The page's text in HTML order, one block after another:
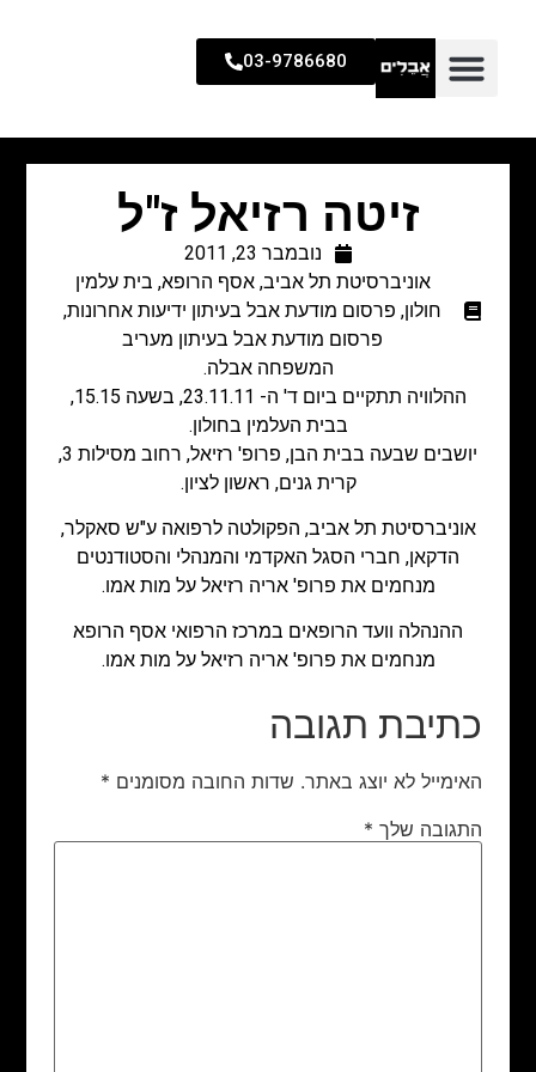
03-9786680
זיטה רזיאל ז"ל
נובמבר 23, 2011
אוניברסיטת תל אביב,אסף הרופא, בית עלמין
חולון, פרסום מודעת אבל בעיתון ידיעות אחרונות,
פרסום מודעת אבל בעיתון מעריב
המשפחה אבלה.
ההלוויה תתקיים ביום ד' ה- 23.11.11, בשעה 15.15,
בבית העלמין בחולון.
יושבים שבעה בבית הבן, פרופ' רזיאל, רחוב מסילות 3,
קרית גנים, ראשון לציון.
אוניברסיטת תל אביב, הפקולטה לרפואה ע"ש סאקלר,
הדקאן, חברי הסגל האקדמי והמנהלי והסטודנטים
מנחמים את פרופ' אריה רזיאל על מות אמו.
ההנהלה וועד הרופאים במרכז הרפואי אסף הרופא
מנחמים את פרופ' אריה רזיאל על מות אמו.
כתיבת תגובה
האימייל לא יוצג באתר. שדות החובה מסומנים *
התגובה שלך *